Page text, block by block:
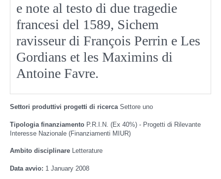
e note al testo di due tragedie
francesi del 1589, Sichem
ravisseur di François Perrin e Les
Gordians et les Maximins di
Antoine Favre.
Settori produttivi progetti di ricercaSettore uno
Tipologia finanziamento P.R.I.N. (Ex 40%) - Progetti di Rilevante
Interesse Nazionale (Finanziamenti MIUR)
Ambito disciplinare Letterature
Data avvio: 1 January 2008